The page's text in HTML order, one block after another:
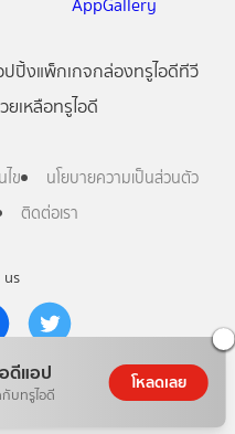
ดีแอป
บทรูไอดี
โหลดเลย
us
Company Limited.
ปปิ้งแพ็กเกจกล่องทรูไอดีทีวี
ยเหลือทรูไอดี
ไข
นโยบายความเป็นส่วนตัว
ติดต่อเรา